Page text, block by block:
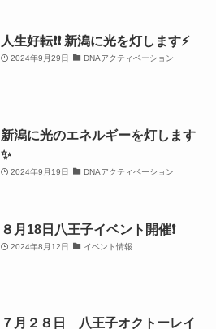
人生好転❗️❗️ 新潟に光を灯します⚡️
2024年9月29日 DNAアクティベーション
新潟に光のエネルギーを灯します
✨
2024年9月19日 DNAアクティベーション
８月18日八王子イベント開催❗️
2024年8月12日 イベント情報
７月２８日 八王子オクトーレイ